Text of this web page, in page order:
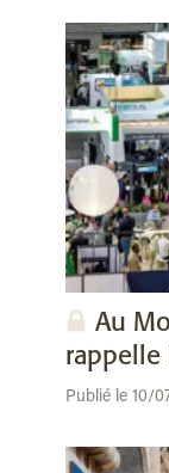
Au
rappelle
Publié le 10/